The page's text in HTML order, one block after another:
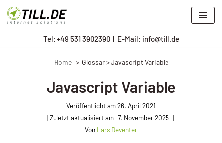
Zum
Tel: +49 531 3902390| E-Mail: info@till.de
Home Glossar > Javascript Variable
Javascript Variable
Veröffentlicht am26. April 2021
7. November 2025
Von Lars Deventer